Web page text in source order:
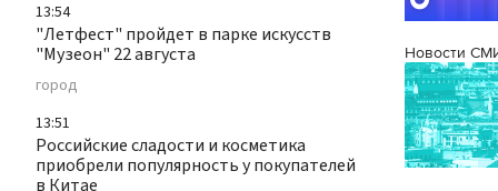
13:54
"Летфест" пройдет в парке искусств
"Музеон" 22 августа
город
13:51
Российские сладости и косметика
приобрели популярность у покупателей
в Китае
Новости